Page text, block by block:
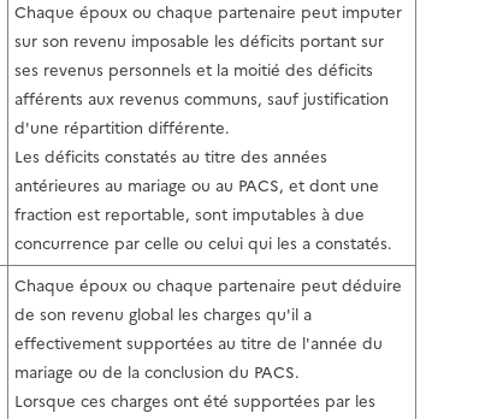
Chaque époux ou chaque partenaire peut imputer
sur son revenu imposable les déficits portant sur
ses revenus personnels et la moitié des déficits
afférents aux revenus communs, sauf justification
d'une répartition différente.
Les déficits constatés au titre des années
antérieures au mariage ou au PACS, et dont une
fraction est reportable, sont imputables à due
concurrence par celle ou celui qui les a constatés.
Chaque époux ou chaque partenaire peut déduire
de son revenu global les charges qu'il a
effectivement supportées au titre de l'année du
mariage ou de la conclusion du PACS.
Lorsque ces charges ont été supportées par les